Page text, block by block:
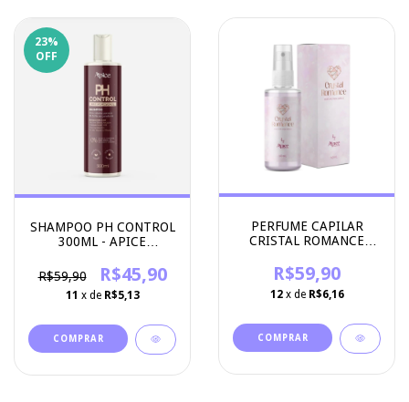
23%
OFF
SHAMPOO PH CONTROL
300ML - APICE
R$59,90
R$45,90
11 x de R$5,13
PERFUME CAPILAR
CRISTAL ROMANCE
COSMETICOS
R$59,90
12 x de R$6,16